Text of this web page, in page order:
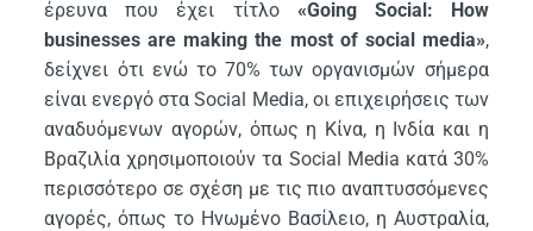
έρευνα που έχει τίτλο «Going Social: How
businesses are making the most of social media»,
δείχνει ότι ενώ το 70% των οργανισμών σήμερα
είναι ενεργό στα Social Media, οι επιχειρήσεις των
αναδυόμενων αγορών, όπως η Κίνα, η Ινδία και η
Βραζιλία χρησιμοποιούν τα Social Media κατά 30%
περισσότερο σε σχέση με τις πιο αναπτυσσόμενες
αγορές, όπως το Ηνωμένο Βασίλειο, η Αυστραλία,